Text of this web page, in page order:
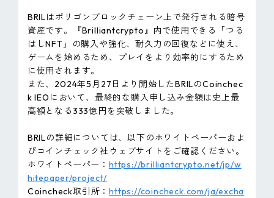
BRILはポリゴンブロックチェーン上で発行される暗号
資産です。『Brilliantcrypto』内で使用できる「つる
はしNFT」の購入や強化、耐久力の回復などに使え、
ゲームを始めるため、プレイをより効率的にするため
に使用されます。
また、2024年5月27日より開始したBRILのCoinchec
k IEOにおいて、最終的な購入申し込み金額は史上最
高額となる333億円を突破しました。
BRILの詳細については、以下のホワイトペーパーおよ
びコインチェック社ウェブサイトをご確認ください。
ホワイトペーパー：https://brilliantcrypto.net/jp/w
hitepaper/project/
Coincheck取引所：https://coincheck.com/ja/excha